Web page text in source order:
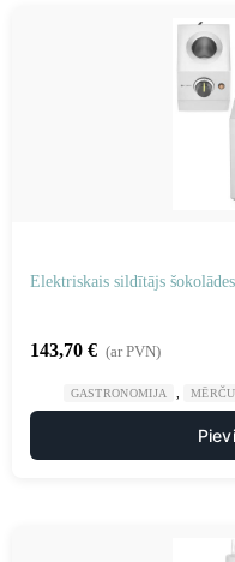
Elektriskais sildītājs
143,70 € (ar PVN)
GASTRONOMIJA